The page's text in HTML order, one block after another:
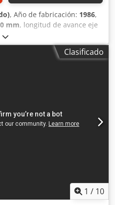
, Año de fabricación: 1986,
mm, longitud de avance eje
eje Z:
, Grunding Contour 2 mesa
mm velocidad
E N Dvox Ad Norf
Clasificado
1 / 10